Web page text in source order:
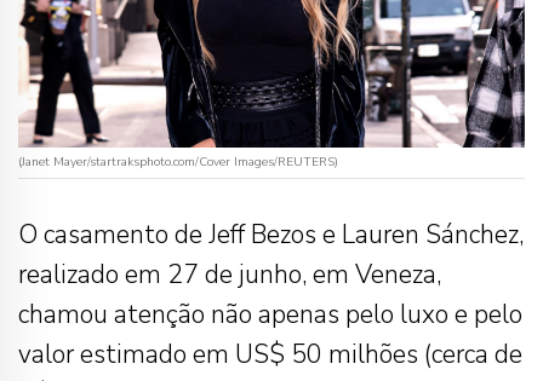
(Janet Mayer/startraksphoto.com/Cover Images/REUTERS)
O casamento de Jeff Bezos e Lauren Sánchez,
realizado em 27 de junho, em Veneza,
chamou atenção não apenas pelo luxo e pelo
valor estimado em US$ 50 milhões (cerca de